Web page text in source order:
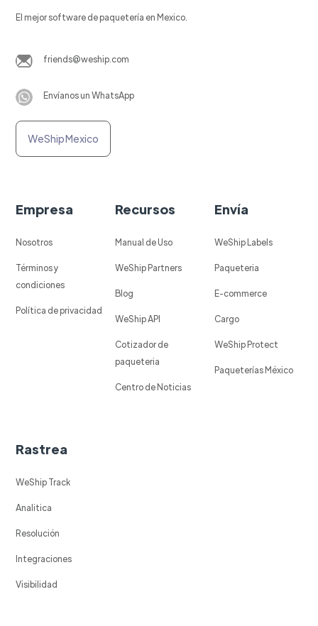
El mejor software de paquetería en Mexico.
friends@weship.com
Envíanos un WhatsApp
WeShip Mexico
Empresa
Nosotros
Términos y
condiciones
Política de privacidad
Recursos
Manual de Uso
WeShip Partners
Blog
WeShip API
Cotizador de
paqueteria
Centro de Noticias
Envía
WeShip Labels
Paqueteria
E-commerce
Cargo
WeShip Protect
Paqueterías México
Rastrea
WeShip Track
Analitica
Resolución
Integraciones
Visibilidad